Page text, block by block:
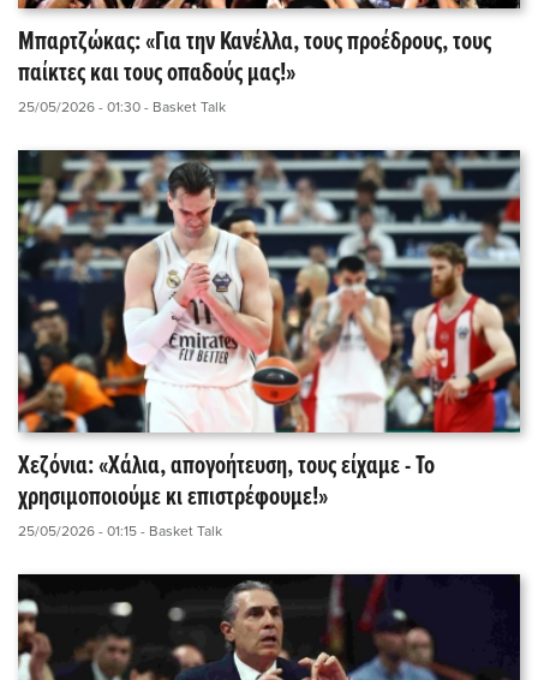
Μπαρτζώκας: «Για την Κανέλλα, τους προέδρους, τους
παίκτες και τους οπαδούς μας!»
25/05/2026 - 01:30 - Basket Talk
Χεζόνια: «Χάλια, απογοήτευση, τους είχαμε - Το
χρησιμοποιούμε κι επιστρέφουμε!»
25/05/2026 - 01:15 - Basket Talk